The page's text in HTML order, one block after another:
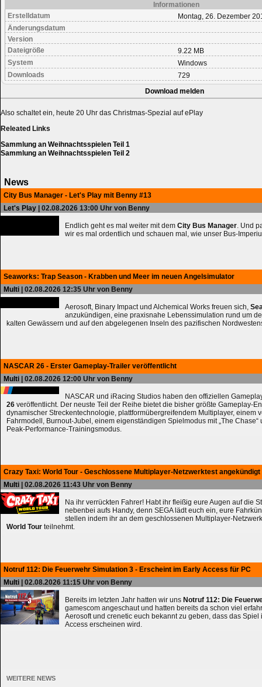
Informationen
Erstelldatum
Montag, 26. Dezember
Änderungsdatum
Version
Dateigröße
9.22 MB
System
Windows
Downloads
729
Download melden
Also schaltet ein, heute 20 Uhr das Christmas-Spezial auf ePlay
Releated Links
Sammlung an Weihnachtsspielen Teil 1
Sammlung an Weihnachtsspielen Teil 2
News
City Bus Manager - Let's Play mit Benny #13
Let's Play | 02.08.2026 13:00 Uhr von Benny
Endlich geht es mal weiter mit dem City Bus Manager. Und
wir es mal ordentlich und schauen mal, wie unser Bus-
Seaworks: Trap Season - Krabben und Meer im neuen Angelsimulator
Multi | 02.08.2026 12:35 Uhr von Benny
Aerosoft, Binary Impact und Alchemical Works freuen sich,
anzukündigen, eine praxisnahe Lebenssimulation rund um
kalten Gewässern und auf den abgelegenen Inseln des pazifischen
NASCAR 26 - Erster Gameplay-Trailer veröffentlicht
Multi | 02.08.2026 12:00 Uhr von Benny
NASCAR und iRacing Studios haben den offiziellen
26 veröffentlicht. Der neuste Teil der Reihe bietet die bisher größte Gameplay-
dynamischer Streckentechnologie, plattformübergreifendem Multiplayer, einem
Fahrmodell, Burnout-Jubel, einem eigenständigen Spielmodus mit „The
Peak-Performance-Trainingsmodus.
Crazy Taxi: World Tour - Geschlossene Multiplayer-Netzwerktest angekündigt
Multi | 02.08.2026 11:43 Uhr von Benny
Na ihr verrückten Fahrer! Habt ihr fleißig eure Augen auf die
nebenbei aufs Handy, denn SEGA lädt euch ein, eure
stellen indem ihr an dem geschlossenen Multiplayer-
World Tour teilnehmt.
Notruf 112: Die Feuerwehr Simulation 3 - Erscheint im Early Access für PC
Multi | 02.08.2026 11:15 Uhr von Benny
Bereits im letzten Jahr hatten wir uns Notruf 112: Die
gamescom angeschaut und hatten bereits da schon viel
Aerosoft und crenetic euch bekannt zu geben, dass das Spiel
Access erscheinen wird.
WEITERE NEWS